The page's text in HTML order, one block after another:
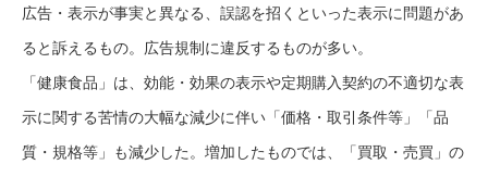
広告・表示が事実と異なる、誤認を招くといった表示に問題があ
ると訴えるもの。広告規制に違反するものが多い。
「健康食品」は、効能・効果の表示や定期購入契約の不適切な表
示に関する苦情の大幅な減少に伴い「価格・取引条件等」「品
質・規格等」も減少した。増加したものでは、「買取・売買」の